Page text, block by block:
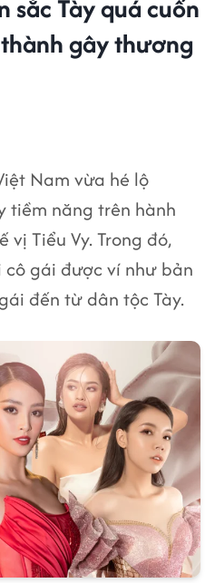
sắc Tày quá cuốn
gây thương
Nam vừa hé lộ
tiềm năng trên hành
Tiểu Vy. Trong đó,
gái được ví như bản
đến từ dân tộc Tày.